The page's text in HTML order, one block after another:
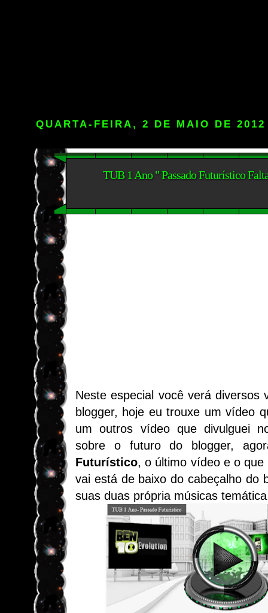
QUARTA-FEIRA, 2 DE MAIO DE 2012
TUB 1 Ano " Passado Futurístico
Neste especial você verá diversos
blogger, hoje eu trouxe um vídeo
um outros vídeo que divulguei
sobre o futuro do blogger,
Futurístico, o último vídeo e o
vai está de baixo do cabeçalho do
suas duas própria músicas